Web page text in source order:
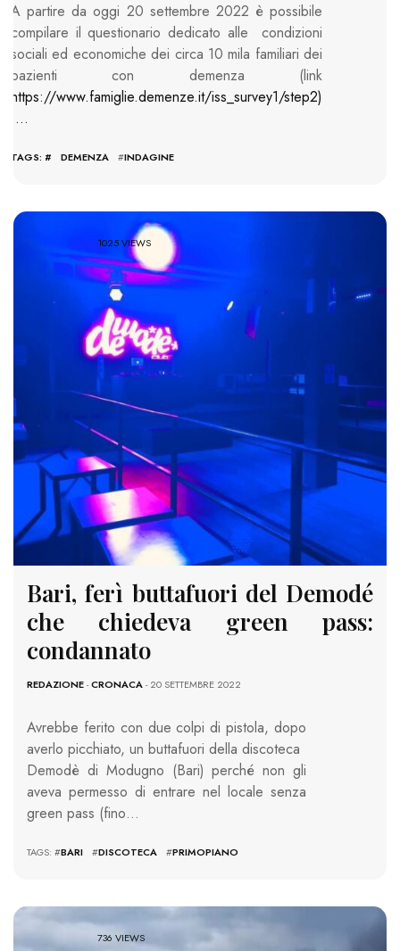
A partire da oggi 20 settembre 2022 è possibile
compilare il questionario dedicato alle condizioni
sociali ed economiche dei circa 10 mila familiari dei
pazienti con demenza (link
https://www.famiglie.demenze.it/iss_survey1/step2)
….
TAGS: # DEMENZA #INDAGINE
1025 VIEWS
Bari, ferì buttafuori del Demodé
che chiedeva green pass:
condannato
REDAZIONE-CRONACA- 20 SETTEMBRE 2022
Avrebbe ferito con due colpi di pistola, dopo
averlo picchiato, un buttafuori della discoteca
Demodè di Modugno (Bari) perché non gli
aveva permesso di entrare nel locale senza
green pass (fino…
TAGS: #BARI #DISCOTECA #PRIMOPIANO
736 VIEWS